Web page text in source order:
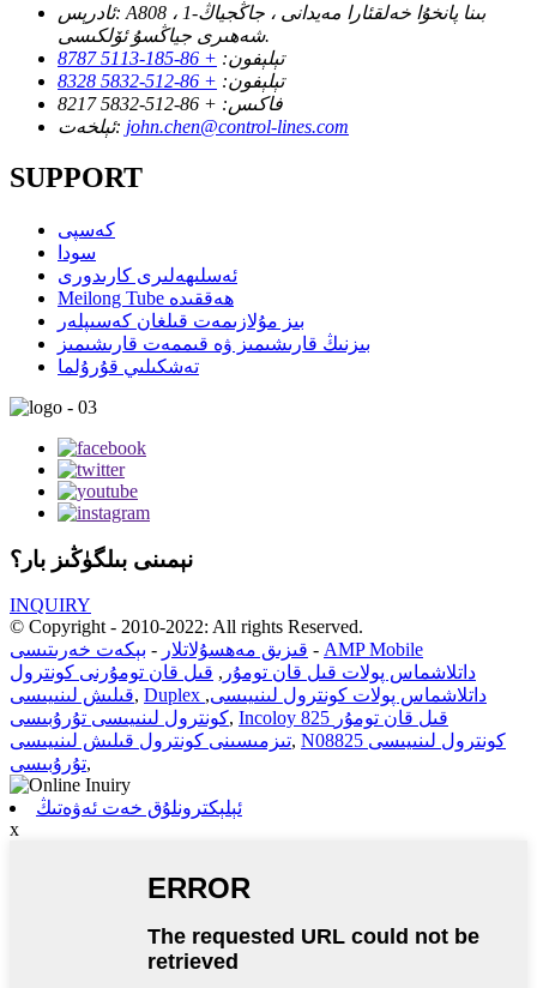
ئادرېس: A808 ، 1-بىنا پانخۇا خەلقئارا مەيدانى ، جاڭجياڭ
شەھىرى جياڭسۇ ئۆلكىسى.
تېلېفون: + 86-185-5113 8787
تېلېفون: + 86-512-5832 8328
فاكىس: + 86-512-5832 8217
ئېلخەت: john.chen@control-lines.com
SUPPORT
كەسپى
سودا
ئەسلىھەلىرى كارىدورى
Meilong Tube ھەققىدە
بىز مۇلازىمەت قىلغان كەسىپلەر
بىزنىڭ قارىشىمىز ۋە قىممەت قارىشىمىز
تەشكىلىي قۇرۇلما
نېمىنى بىلگۈڭىز بار؟
INQUIRY
© Copyright - 2010-2022: All rights Reserved.
قىزىق مەھسۇلاتلار - بېكەت خەرىتىسى - AMP Mobile
داتلاشماس پولات قىل قان تومۇر , قىل قان تومۇرنى كونترول
قىلىش لىنىيىسى, Duplex داتلاشماس پولات كونترول لىنىيىسى,
كونترول لىنىيىسى تۇرۇبىسى, Incoloy 825 قىل قان تومۇر
تىزمىسىنى كونترول قىلىش لىنىيىسى, N08825 كونترول لىنىيىسى
تۇرۇبىسى,
ئېلېكترونلۇق خەت ئەۋەتىڭ
x